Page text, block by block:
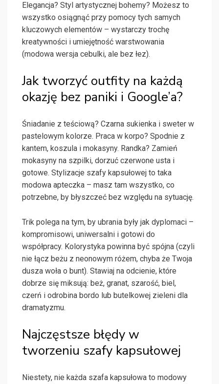
Elegancja? Styl artystycznej bohemy? Możesz to
wszystko osiągnąć przy pomocy tych samych
kluczowych elementów – wystarczy trochę
kreatywności i umiejętność warstwowania
(modowa wersja cebulki, ale bez łez).
Jak tworzyć outfity na każdą
okazję bez paniki i Google’a?
Śniadanie z teściową? Czarna sukienka i sweter w
pastelowym kolorze. Praca w korpo? Spodnie z
kantem, koszula i mokasyny. Randka? Zamień
mokasyny na szpilki, dorzuć czerwone usta i
gotowe. Stylizacje szafy kapsułowej to taka
modowa apteczka – masz tam wszystko, co
potrzebne, by błyszczeć bez względu na sytuację.
Trik polega na tym, by ubrania były jak dyplomaci –
kompromisowi, uniwersalni i gotowi do
współpracy. Kolorystyka powinna być spójna (czyli
nie łącz beżu z neonowym różem, chyba że Twoja
dusza woła o bunt). Stawiaj na odcienie, które
dobrze się miksują: beż, granat, szarość, biel,
czerń i odrobina bordo lub butelkowej zieleni dla
dramatyzmu.
Najczęstsze błędy w
tworzeniu szafy kapsułowej
Niestety, nie każda szafa kapsułowa to modowy